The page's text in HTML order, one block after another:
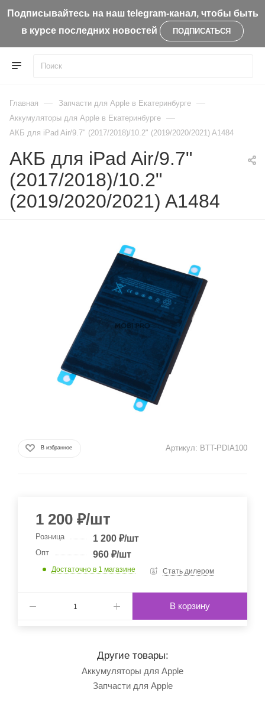
Подписывайтесь на наш telegram-канал, чтобы быть
в курсе последних новостей
ПОДПИСАТЬСЯ
Главная — Запчасти для Apple в Екатеринбурге —
Aккумуляторы для Apple в Екатеринбурге —
АКБ для iPad Air/9.7" (2017/2018)/10.2" (2019/2020/2021) A1484
АКБ для iPad Air/9.7"
(2017/2018)/10.2"
(2019/2020/2021) A1484
В избранное Артикул: BTT-PDIA100
1 200 ₽/шт
Розница 1 200 ₽/шт
Опт 960 ₽/шт
Достаточно в 1 магазине Стать дилером
В корзину
Другие товары:
Аккумуляторы для Apple
Запчасти для Apple